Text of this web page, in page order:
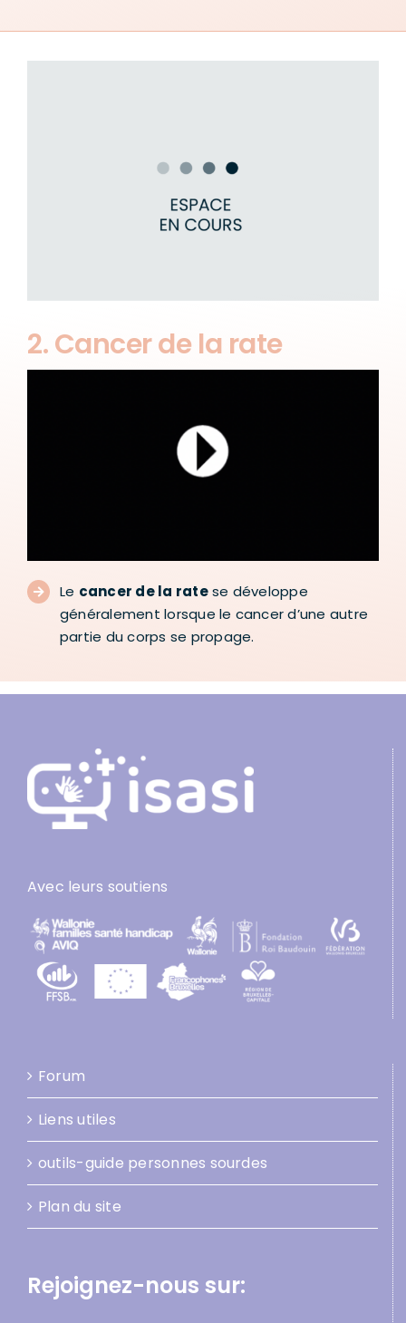
2. Cancer de la rate
Le cancer de la ratese développe
généralement lorsque le cancer d’une autre
partie du corps se propage.
Avec leurs soutiens
Forum
Liens utiles
outils-guide personnes sourdes
Plan du site
Rejoignez-nous sur: